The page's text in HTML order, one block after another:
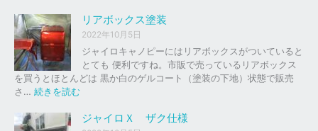
、
買
取
を
は
ま
ッ
ド
ッ
ド
イ
ロ
キ
ャ
ノ
ピ
ー
リアボックス塗装
2022年10月5日
ジャイロキャノピーにはリアボックスがついていると
とても 便利ですね。市販で売っているリアボックス
を買うとほとんどは 黒か白のゲルコート（塗装の下地）状態で販売
さ… 続きを読む
ア
ジャイロＸ ザク仕様